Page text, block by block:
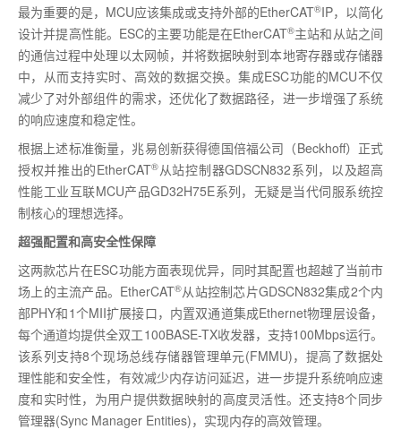
最为重要的是， MCU应该集成或支持外部的EtherCAT®IP，以简化
设计并提高性能。 ESC的主要功能是在EtherCAT®主站和从站之间
的通信过程中处理以太网帧，并将数据映射到本地寄存器或存储器
中，从而支持实时、高效的数据交换。集成ESC功能的MCU不仅
减少了对外部组件的需求，还优化了数据路径，进一步增强了系统
的响应速度和稳定性。
根据上述标准衡量，兆易创新获得德国倍福公司（Beckhoff）正式
授权并推出的EtherCAT® 从站控制器GDSCN832系列，以及超高
性能工业互联MCU产品GD32H75E系列，无疑是当代伺服系统控
制核心的理想选择。
超强配置和高安全性保障
这两款芯片在ESC功能方面表现优异，同时其配置也超越了当前市
场上的主流产品。 EtherCAT®从站控制芯片GDSCN832集成2个内
部PHY和1个MII扩展接口，内置双通道集成Ethernet物理层设备，
每个通道均提供全双工100BASE-TX收发器，支持100Mbps运行。
该系列支持8个现场总线存储器管理单元(FMMU)，提高了数据处
理性能和安全性，有效减少内存访问延迟，进一步提升系统响应速
度和实时性，为用户提供数据映射的高度灵活性。还支持8个同步
管理器(Sync Manager Entities)，实现内存的高效管理。